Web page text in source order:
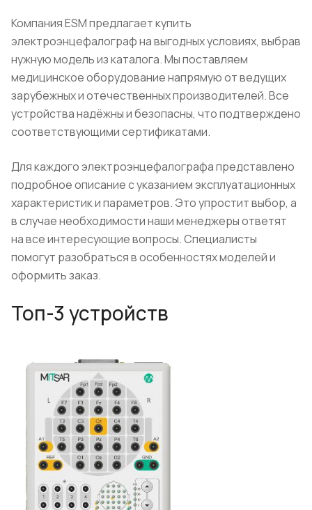
Компания ESM предлагает купить
электроэнцефалограф на выгодных условиях, выбрав
нужную модель из каталога. Мы поставляем
медицинское оборудование напрямую от ведущих
зарубежных и отечественных производителей. Все
устройства надёжны и безопасны, что подтверждено
соответствующими сертификатами.
Для каждого электроэнцефалографа представлено
подробное описание с указанием эксплуатационных
характеристик и параметров. Это упростит выбор, а
в случае необходимости наши менеджеры ответят
на все интересующие вопросы. Специалисты
помогут разобраться в особенностях моделей и
оформить заказ.
Топ-3 устройств